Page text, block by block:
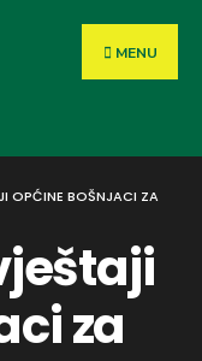
MENU
OPĆINE BOŠNJACI ZA
za